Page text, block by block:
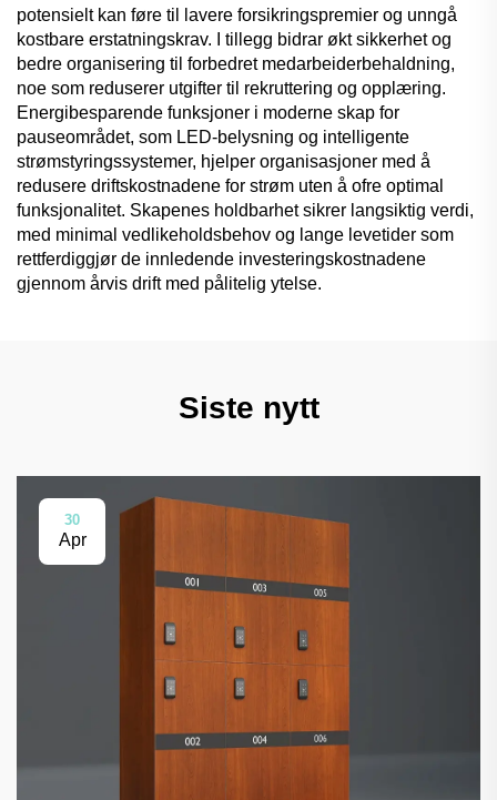
potensielt kan føre til lavere forsikringspremier og unngå
kostbare erstatningskrav. I tillegg bidrar økt sikkerhet og
bedre organisering til forbedret medarbeiderbehaldning,
noe som reduserer utgifter til rekruttering og opplæring.
Energibesparende funksjoner i moderne skap for
pauseområdet, som LED-belysning og intelligente
strømstyringssystemer, hjelper organisasjoner med å
redusere driftskostnadene for strøm uten å ofre optimal
funksjonalitet. Skapenes holdbarhet sikrer langsiktig verdi,
med minimal vedlikeholdsbehov og lange levetider som
rettferdiggjør de innledende investeringskostnadene
gjennom årvis drift med pålitelig ytelse.
Siste nytt
30
Apr